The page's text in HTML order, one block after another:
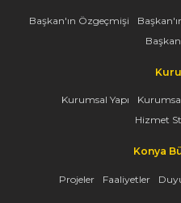
Başkan'ın Özgeçmişi
Kurumsal Yapı
Hizmet
Konya
Projeler Faaliyetler